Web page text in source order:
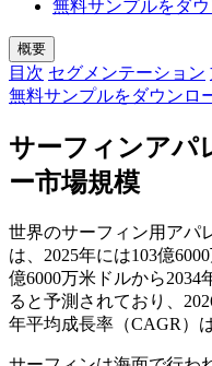
無料サンプルをダ
概要
目次 セグメンテーション
無料サンプルをダウンロ
サーフィンアパ
ー市場規模
世界のサーフィン用アパ
は、2025年には103億
億6000万米ドルから2034
ると予測されており、
年平均成長率（CAGR）